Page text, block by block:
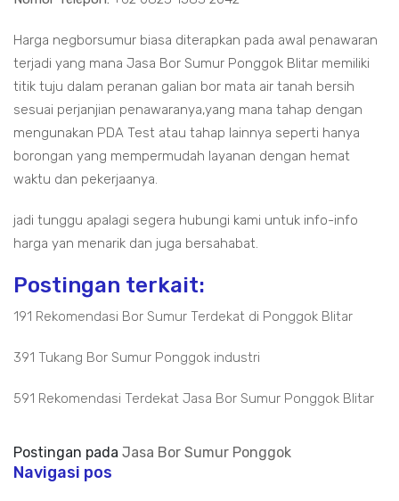
Harga negborsumur biasa diterapkan pada awal penawaran
terjadi yang mana Jasa Bor Sumur Ponggok Blitar memiliki
titik tuju dalam peranan galian bor mata air tanah bersih
sesuai perjanjian penawaranya,yang mana tahap dengan
mengunakan PDA Test atau tahap lainnya seperti hanya
borongan yang mempermudah layanan dengan hemat
waktu dan pekerjaanya.
jadi tunggu apalagi segera hubungi kami untuk info-info
harga yan menarik dan juga bersahabat.
Postingan terkait:
191 Rekomendasi Bor Sumur Terdekat di Ponggok Blitar
391 Tukang Bor Sumur Ponggok industri
591 Rekomendasi Terdekat Jasa Bor Sumur Ponggok Blitar
Postingan pada Jasa Bor Sumur Ponggok
Navigasi pos